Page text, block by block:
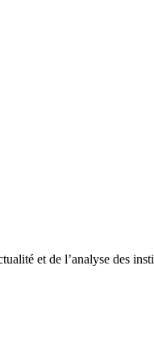
et de l’analyse des